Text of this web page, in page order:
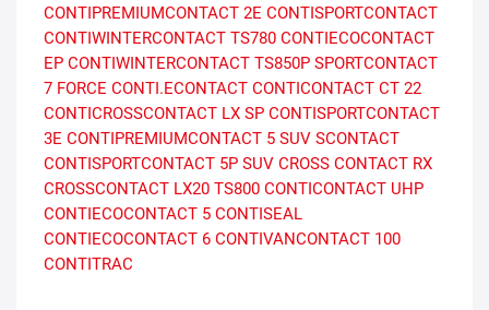
CONTIPREMIUMCONTACT 2E CONTISPORTCONTACT
CONTIWINTERCONTACT TS780 CONTIECOCONTACT
EP CONTIWINTERCONTACT TS850P SPORTCONTACT
7 FORCE CONTI.ECONTACT CONTICONTACT CT 22
CONTICROSSCONTACT LX SP CONTISPORTCONTACT
3E CONTIPREMIUMCONTACT 5 SUV SCONTACT
CONTISPORTCONTACT 5P SUV CROSS CONTACT RX
CROSSCONTACT LX20 TS800 CONTICONTACT UHP
CONTIECOCONTACT 5 CONTISEAL
CONTIECOCONTACT 6 CONTIVANCONTACT 100
CONTITRAC